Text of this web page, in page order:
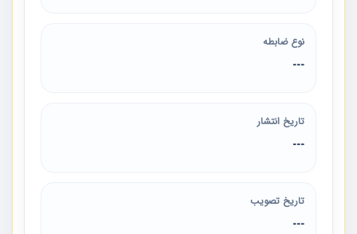
نوع ضابطه
---
تاریخ انتشار
---
تاریخ تصویب
---